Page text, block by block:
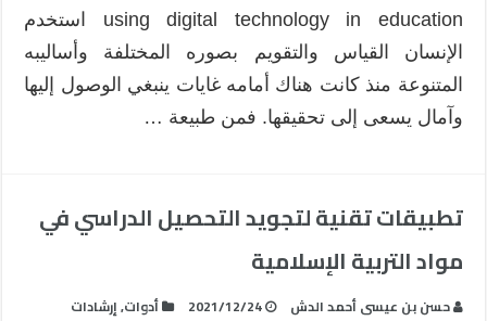
using digital technology in education استخدم
الإنسان القياس والتقويم بصوره المختلفة وأساليبه
المتنوعة منذ كانت هناك أمامه غايات ينبغي الوصول إليها
وآمال يسعى إلى تحقيقها. فمن طبيعة …
تطبيقات تقنية لتجويد التحصيل الدراسي في
مواد التربية الإسلامية
حسن بن عيسى أحمد الدش 2021/12/24 أدوات,إرشادات